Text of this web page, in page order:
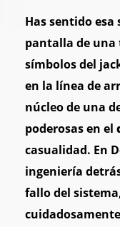
Has sentido
pantalla de una
símbolos del
en la línea de
núcleo de una
poderosas en el
casualidad. En
ingeniería
fallo del